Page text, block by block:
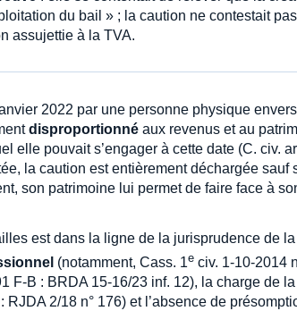
du bail » ; la caution ne contestait
assujettie à la TVA.
2022 par une personne physique
disproportionné aux revenus et au
elle pouvait s’engager à cette date (C. civ.
la caution est entièrement déchargée sauf
son patrimoine lui permet de faire face à
est dans la ligne de la jurisprudence de
(notamment, Cass. 1e civ. 1-10-2014
F-B : BRDA 15-16/23 inf. 12), la charge de
RJDA 2/18 n° 176) et l’absence de